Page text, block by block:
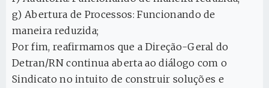
g) Abertura de Processos: Funcionando de
maneira reduzida;
Por fim, reafirmamos que a Direção-Geral do
Detran/RN continua aberta ao diálogo com o
Sindicato no intuito de construir soluções e